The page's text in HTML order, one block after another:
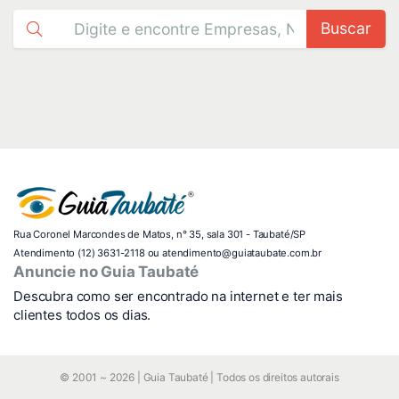
Buscar
Rua Coronel Marcondes de Matos, n° 35, sala 301 - Taubaté/SP
Atendimento (12) 3631-2118 ou atendimento@guiataubate.com.br
Anuncie no Guia Taubaté
Descubra como ser encontrado na internet e ter mais
clientes todos os dias.
© 2001 ~ 2026 | Guia Taubaté | Todos os direitos autorais